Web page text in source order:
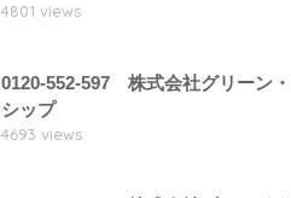
4801 views
0120-552-597 株式会社グリーン・
シップ
4693 views